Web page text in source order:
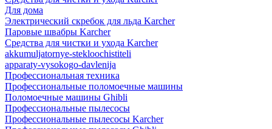
Для дома
Электрический скребок для льда Karcher
Паровые швабры Karcher
Средства для чистки и ухода Karcher
akkumuljatornye-stekloochistiteli
apparaty-vysokogo-davlenija
Профессиональная техника
Профессиональные поломоечные машины
Поломоечные машины Ghibli
Профессиональные пылесосы
Профессиональные пылесосы Karcher